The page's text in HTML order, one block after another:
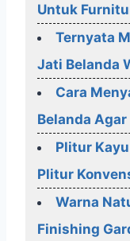
Untuk
Ternyata
Jati Belanda
Cara
Belanda
Plitur
Plitur
Warna
Finishing